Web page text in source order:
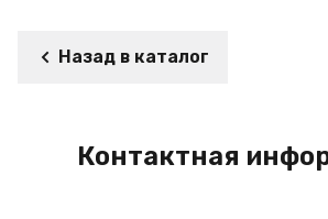
Назад в каталог
Контактная